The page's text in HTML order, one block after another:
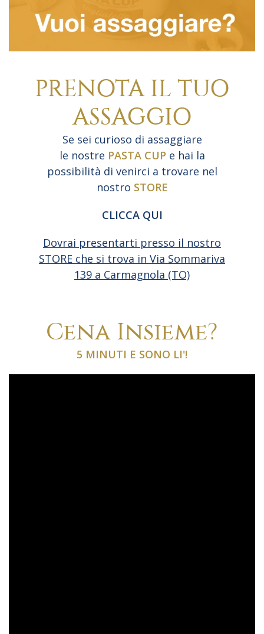
PRENOTA IL TUO
ASSAGGIO
Se sei curioso di assaggiare
le nostre PASTA CUP e hai la
possibilità di venirci a trovare nel
nostro STORE
CLICCA QUI
Dovrai presentarti presso il nostro
STORE che si trova in Via Sommariva
139 a Carmagnola (TO)
Cena Insieme?
5 MINUTI E SONO LI'!